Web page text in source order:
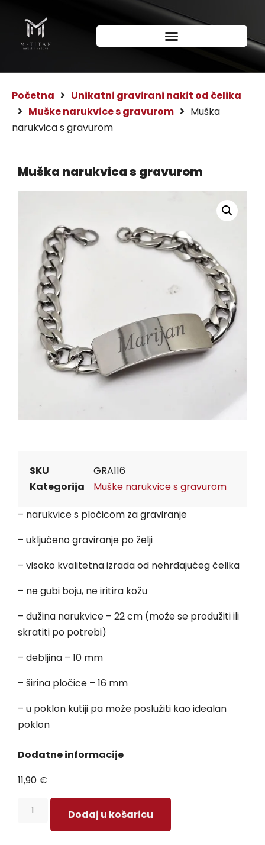
Početna
Unikatni gravirani nakit od čelika
Muške narukvice s gravurom
Muška
narukvica s gravurom
Muška narukvica s gravurom
SKU GRA116
Kategorija Muške narukvice s gravurom
– narukvice s pločicom za graviranje
– uključeno graviranje po želji
– visoko kvalitetna izrada od nehrđajućeg čelika
– ne gubi boju, ne iritira kožu
– dužina narukvice – 22 cm (može se produžiti ili
skratiti po potrebi)
– debljina – 10 mm
– širina pločice – 16 mm
– u poklon kutiji pa može poslužiti kao idealan
poklon
Dodatne informacije
11,90 €
Dodaj u košaricu